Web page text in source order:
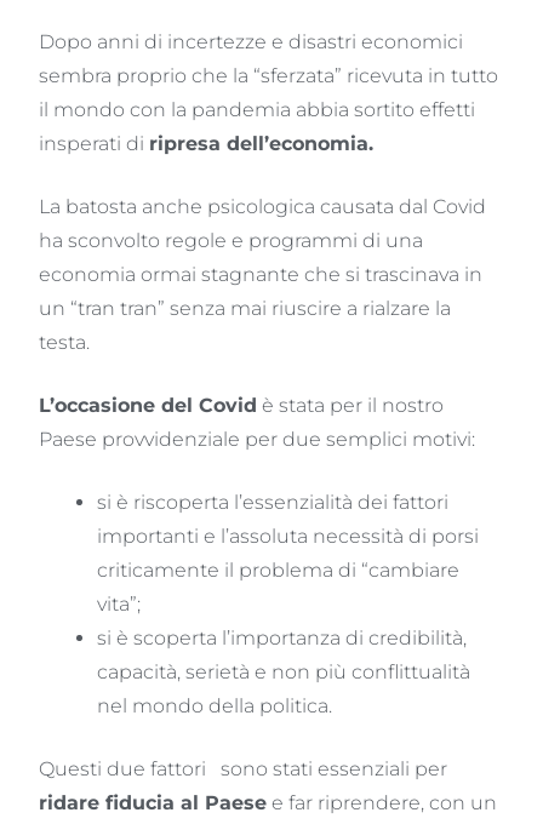
Dopo anni di incertezze e disastri economici
sembra proprio che la “sferzata” ricevuta in tutto
il mondo con la pandemia abbia sortito effetti
insperati di ripresa dell’economia.
La batosta anche psicologica causata dal Covid
ha sconvolto regole e programmi di una
economia ormai stagnante che si trascinava in
un “tran tran” senza mai riuscire a rialzare la
testa.
L’occasione del Covid è stata per il nostro
Paese provvidenziale per due semplici motivi:
si è riscoperta l’essenzialità dei fattori
importanti e l’assoluta necessità di porsi
criticamente il problema di “cambiare
vita”;
si è scoperta l’importanza di credibilità,
capacità, serietà e non più conflittualità
nel mondo della politica.
Questi due fattori sono stati essenziali per
ridare fiducia al Paese e far riprendere, con un